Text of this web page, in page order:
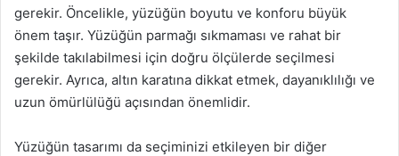
gerekir. Öncelikle, yüzüğün boyutu ve konforu büyük
önem taşır. Yüzüğün parmağı sıkmaması ve rahat bir
şekilde takılabilmesi için doğru ölçülerde seçilmesi
gerekir. Ayrıca, altın karatına dikkat etmek, dayanıklılığı ve
uzun ömürlülüğü açısından önemlidir.
Yüzüğün tasarımı da seçiminizi etkileyen bir diğer